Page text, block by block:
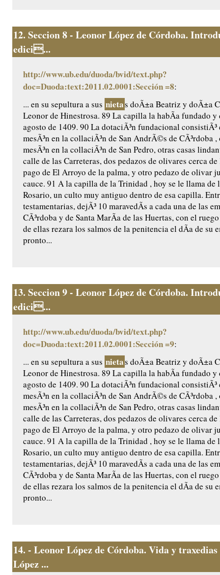
12. Seccion 8 - Leonor López de Córdoba.
edici...
http://www.ub.edu/duoda/bvid/text.php?
doc=Duoda:text:2011.02.0001:Sección =8:
... en su sepultura a sus nietas doÃ±a Beatriz y doÃ±a
Leonor de Hinestrosa. 89 La capilla la habÃ­a fundado y
agosto de 1409. 90 La dotaciÃ³n fundacional consistiÃ³
mesÃ³n en la collaciÃ³n de San AndrÃ©s de CÃ³rdoba ,
mesÃ³n en la collaciÃ³n de San Pedro, otras casas
calle de las Carreteras, dos pedazos de olivares cerca
pago de El Arroyo de la palma, y otro pedazo de olivar
cauce. 91 A la capilla de la Trinidad , hoy se le llama de
Rosario, un culto muy antiguo dentro de esa capilla.
testamentarias, dejÃ³ 10 maravedÃ­s a cada una de las
CÃ³rdoba y de Santa MarÃ­a de las Huertas, con el
de ellas rezara los salmos de la penitencia el dÃ­a de su
pronto...
13. Seccion 9 - Leonor López de Córdoba.
edici...
http://www.ub.edu/duoda/bvid/text.php?
doc=Duoda:text:2011.02.0001:Sección =9:
... en su sepultura a sus nietas doÃ±a Beatriz y doÃ±a
Leonor de Hinestrosa. 89 La capilla la habÃ­a fundado y
agosto de 1409. 90 La dotaciÃ³n fundacional consistiÃ³
mesÃ³n en la collaciÃ³n de San AndrÃ©s de CÃ³rdoba ,
mesÃ³n en la collaciÃ³n de San Pedro, otras casas
calle de las Carreteras, dos pedazos de olivares cerca
pago de El Arroyo de la palma, y otro pedazo de olivar
cauce. 91 A la capilla de la Trinidad , hoy se le llama de
Rosario, un culto muy antiguo dentro de esa capilla.
testamentarias, dejÃ³ 10 maravedÃ­s a cada una de las
CÃ³rdoba y de Santa MarÃ­a de las Huertas, con el
de ellas rezara los salmos de la penitencia el dÃ­a de su
pronto...
14. - Leonor López de Córdoba. Vida y
López ...